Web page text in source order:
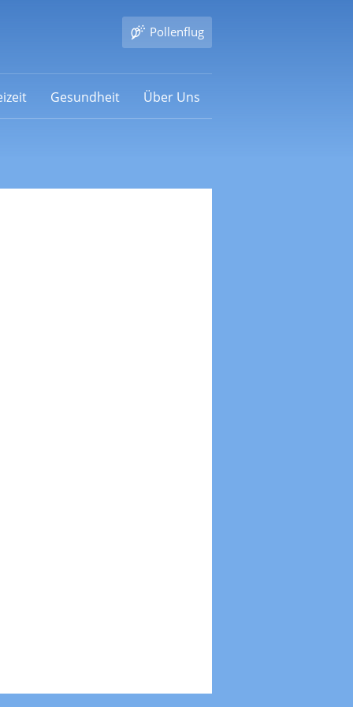
Pollenflug
Gesundheit Über Uns